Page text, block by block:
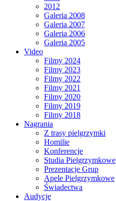
2012
Galeria 2008
Galeria 2007
Galeria 2006
Galeria 2005
Video
Filmy 2024
Filmy 2023
Filmy 2022
Filmy 2021
Filmy 2020
Filmy 2019
Filmy 2018
Nagrania
Z trasy pielgrzymki
Homilie
Konferencje
Studia Pielgrzymkowe
Prezentacje Grup
Apele Pielgrzymkowe
Świadectwa
Audycje